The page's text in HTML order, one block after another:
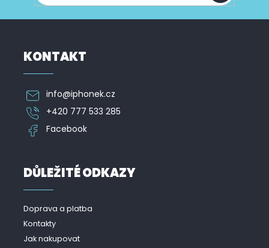
KONTAKT
info@iphonek.cz
+420 777 533 285
Facebook
DŮLEŽITÉ ODKAZY
Doprava a platba
Kontakty
Jak nakupovat